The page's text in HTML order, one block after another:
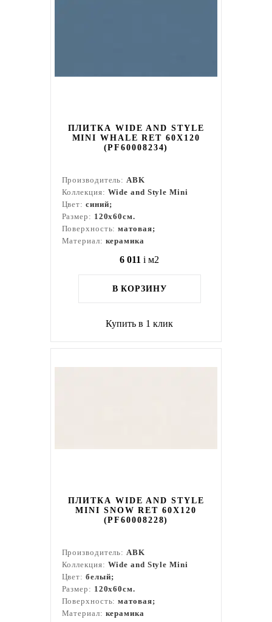
ПЛИТКА WIDE AND STYLE
MINI WHALE RET 60X120
(PF60008234)
Производитель:ABK
Коллекция: Wide and Style Mini
Цвет: синий;
Размер: 120x60см.
Поверхность:матовая;
Материал: керамика
6 011 i м2
В КОРЗИНУ
Купить в 1 клик
ПЛИТКА WIDE AND STYLE
MINI SNOW RET 60X120
(PF60008228)
Производитель:ABK
Коллекция: Wide and Style Mini
Цвет: белый;
Размер: 120x60см.
Поверхность:матовая;
Материал: керамика